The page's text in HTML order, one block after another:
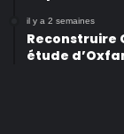
il y a 2 semaines
Reconstruire
étude